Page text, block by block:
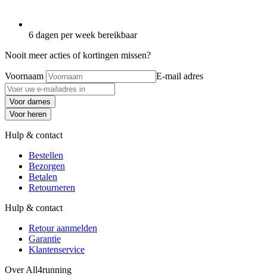
6 dagen per week bereikbaar
Nooit meer acties of kortingen missen?
Voornaam E-mail adres
Voor dames
Voor heren
Hulp & contact
Bestellen
Bezorgen
Betalen
Retourneren
Hulp & contact
Retour aanmelden
Garantie
Klantenservice
Over All4running